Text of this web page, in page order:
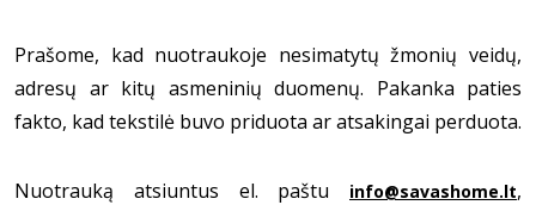
Prašome, kad nuotraukoje nesimatytų žmonių veidų,
adresų ar kitų asmeninių duomenų. Pakanka paties
fakto, kad tekstilė buvo priduota ar atsakingai perduota.
Nuotrauką atsiuntus el. paštu info@savashome.lt,